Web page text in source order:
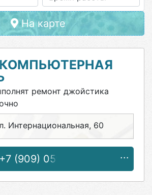
На карте
ремонт джойстика
Интернациональная, 60
+7 (909) 059-71-11